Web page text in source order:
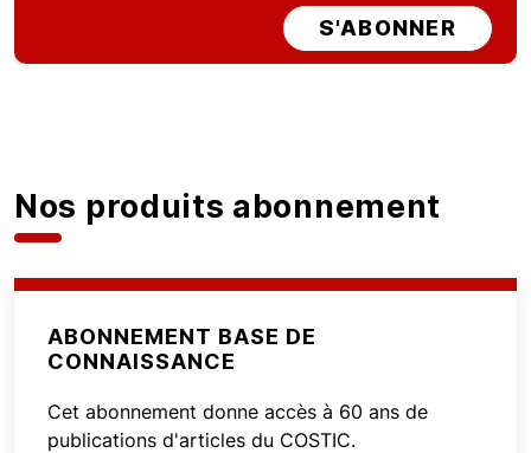
S'ABONNER
Nos produits abonnement
ABONNEMENT BASE DE
CONNAISSANCE
Cet abonnement donne accès à 60 ans de
publications d'articles du COSTIC.